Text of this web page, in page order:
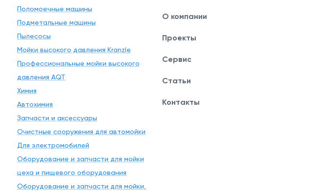
Поломоечные машины
Подметальные машины
Пылесосы
Мойки высокого давления Kranzle
Профессиональные мойки высокого
давления AQT
Химия
Автохимия
Запчасти и аксессуары
Очистные сооружения для автомойки
Для электромобилей
Оборудование и запчасти для мойки
цеха и пищевого оборудования
Оборудование и запчасти для мойки,
О компании
Проекты
Сервис
Статьи
Контакты